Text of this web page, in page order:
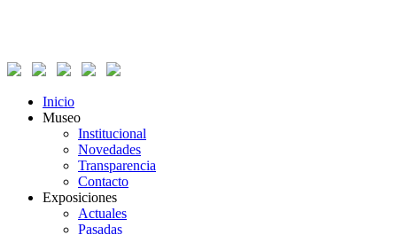
Inicio
Museo
Institucional
Novedades
Transparencia
Contacto
Exposiciones
Actuales
Pasadas